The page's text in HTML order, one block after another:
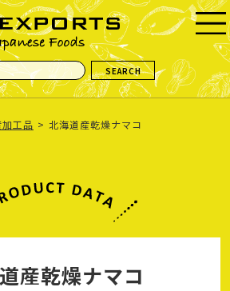
工品 北海道産乾燥ナマコ
産乾燥ナマコ